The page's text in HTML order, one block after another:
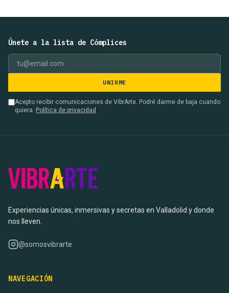
Únete a la lista de Cómplices
UNIRME
Acepto recibir comunicaciones de VibrArte. Podré darme de baja cuando
quiera. Política de privacidad
Experiencias únicas, inmersivas y secretas en Valladolid y donde
nos lleven.
@somosvibrarte
NAVEGACIÓN